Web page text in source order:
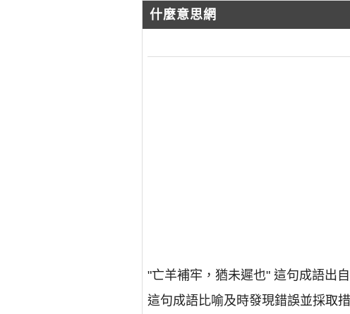
什麼意思網
"亡羊補牢，猶未遲也" 這句成語出
這句成語比喻及時發現錯誤並採取